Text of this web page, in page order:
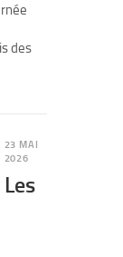
des
23 MAI
2026
Les